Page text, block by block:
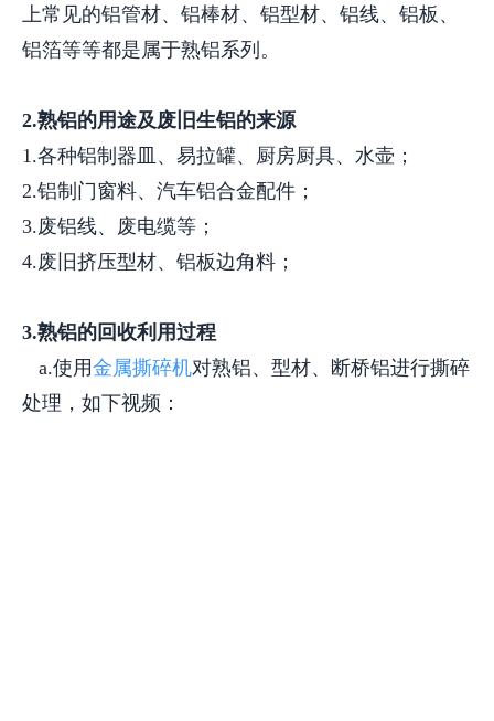
上常见的铝管材、铝棒材、铝型材、铝线、铝板、
铝箔等等都是属于熟铝系列。
2.熟铝的用途及废旧生铝的来源
1.各种铝制器皿、易拉罐、厨房厨具、水壶；
2.铝制门窗料、汽车铝合金配件；
3.废铝线、废电缆等；
4.废旧挤压型材、铝板边角料；
3.熟铝的回收利用过程
a.使用金属撕碎机对熟铝、型材、断桥铝进行撕碎
处理，如下视频：